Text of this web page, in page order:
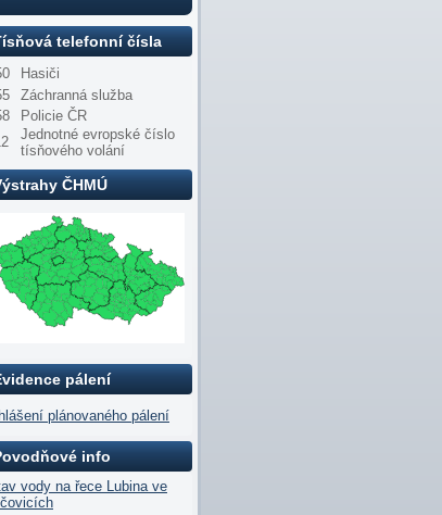
telefonní čísla
Hasiči
Záchranná služba
Policie ČR
Jednotné evropské číslo
tísňového volání
ČHMÚ
pálení
plánovaného pálení
info
vody na řece Lubina ve